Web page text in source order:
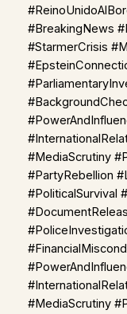
#BreakingNews
#StarmerCrisis
#MediaScrutiny
#PartyRebellion
#PoliticalSurvival
#MediaScrutiny